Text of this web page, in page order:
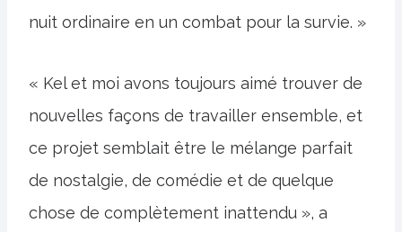
nuit ordinaire en un combat pour la survie. »
« Kel et moi avons toujours aimé trouver de
nouvelles façons de travailler ensemble, et
ce projet semblait être le mélange parfait
de nostalgie, de comédie et de quelque
chose de complètement inattendu », a